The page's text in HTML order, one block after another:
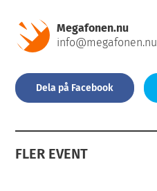
Megafonen.nu
info@megafonen.nu
Dela på Facebook
FLER EVENT